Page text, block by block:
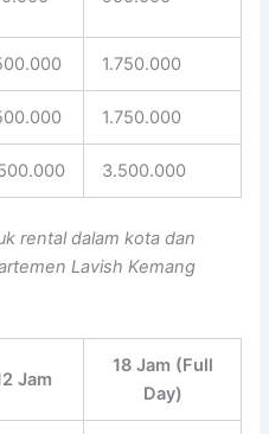
1.750.000
1.750.000
3.500.000
rental dalam kota dan
Lavish Kemang
Jam
18 Jam (Full
Day)